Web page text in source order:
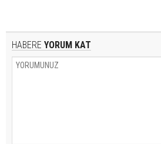
HABERE YORUM KAT